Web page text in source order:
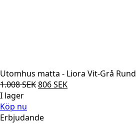
Utomhus matta - Liora Vit-Grå Rund
1.008SEKDet
var:
806SEKDet
I lager
Köp nu
Erbjudande